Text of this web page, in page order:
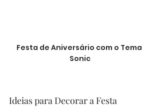
Festa de Aniversário com o Tema
Sonic
Ideias para Decorar a Festa